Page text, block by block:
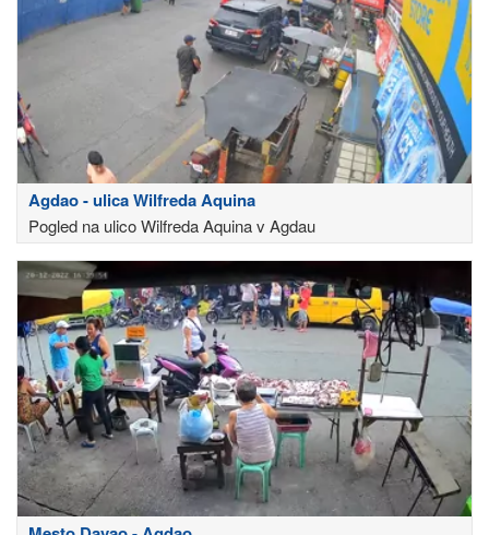
Agdao - ulica Wilfreda Aquina
Pogled na ulico Wilfreda Aquina v Agdau